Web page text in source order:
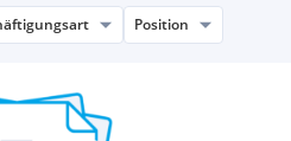
Organisation,
erfolgt über die
Position